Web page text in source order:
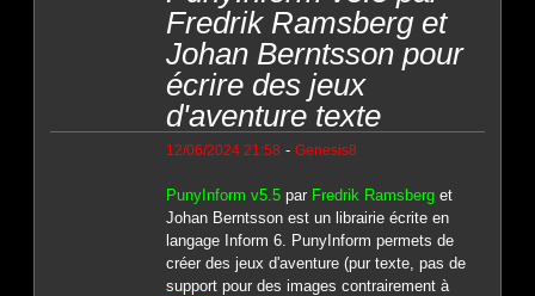
Fredrik Ramsberg et
Johan Berntsson pour
écrire des jeux
d'aventure texte
12/06/2024 21:58 - Genesis8
PunyInform v5.5par Fredrik Ramsberget
Johan Berntsson est un librairie écrite en
langage Inform 6. PunyInform permets de
créer des jeux d'aventure (pur texte, pas de
support pour des images contrairement à